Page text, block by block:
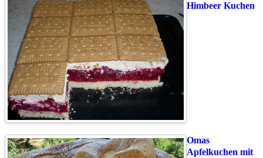
Himbeer Kuchen
Omas
Apfelkuchen mit